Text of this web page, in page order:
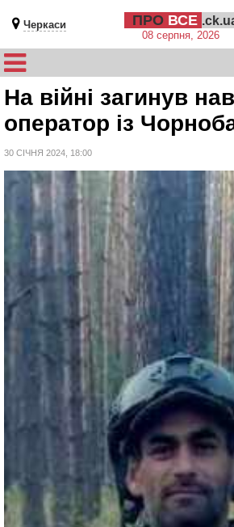
Черкаси ПРО ВСЕ
08 серпня, 2026
На війні загинув
оператор із
30 СІЧНЯ 2024, 18:00